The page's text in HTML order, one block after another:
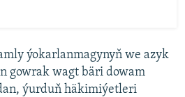
ýokarlanmagynyň we azyk
gowrak wagt bäri dowam
ýurduň häkimiýetleri